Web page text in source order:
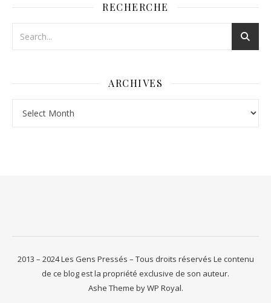
RECHERCHE
ARCHIVES
2013 – 2024 Les Gens Pressés – Tous droits réservés Le contenu
de ce blog est la propriété exclusive de son auteur.
Ashe Theme byWP Royal.